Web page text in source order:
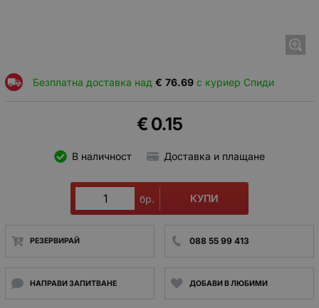
Безплатна доставка над 76.69
€ с куриер Спиди
0.15
€
В наличност Доставка и плащане
бр. КУПИ
РЕЗЕРВИРАЙ 088 55 99 413
НАПРАВИ ЗАПИТВАНЕ ДОБАВИ В ЛЮБИМИ